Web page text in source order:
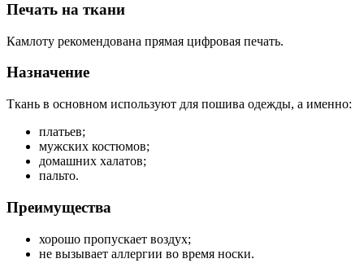
Печать на ткани
Камлоту рекомендована прямая цифровая печать.
Назначение
Ткань в основном используют для пошива одежды, а именно:
платьев;
мужских костюмов;
домашних халатов;
пальто.
Преимущества
хорошо пропускает воздух;
не вызывает аллергии во время носки.